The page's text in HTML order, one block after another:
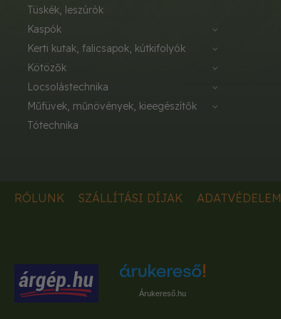
tüskék, leszúrók
kaspók
kerti kutak, falicsapok, kútkifolyók
kötözők
locsolástechnika
műfüvek, műnövények, kieegészítők
tótechnika
RÓLUNK SZÁLLÍTÁSI DÍJAK ADATVÉDELEM
Árukereső.hu